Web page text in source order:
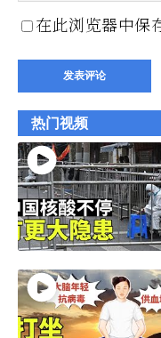
在此浏览器中保
热门视频